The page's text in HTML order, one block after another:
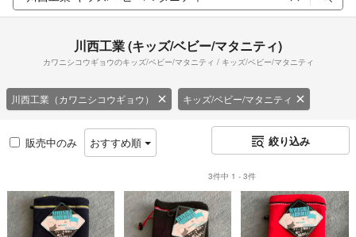
川西工業 (キッズ/ベビー/マタニティ)
カワニシコウギョウのキッズ/ベビー/マタニティ / キッズ/ベビー/マタニティ
川西工業（カワニシコウギョウ） キッズ/ベビー/マタニティ
販売中のみ おすすめ順 絞り込み
3件中 1 - 3件